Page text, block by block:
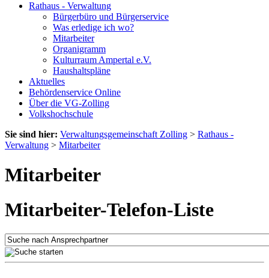
Rathaus - Verwaltung
Bürgerbüro und Bürgerservice
Was erledige ich wo?
Mitarbeiter
Organigramm
Kulturraum Ampertal e.V.
Haushaltspläne
Aktuelles
Behördenservice Online
Über die VG-Zolling
Volkshochschule
Sie sind hier: Verwaltungsgemeinschaft Zolling > Rathaus -
Verwaltung > Mitarbeiter
Mitarbeiter
Mitarbeiter-Telefon-Liste